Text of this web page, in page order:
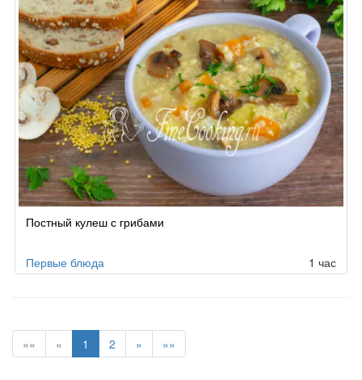
Постный кулеш с грибами
Первые блюда 1 час
«« « 1 2 » »»